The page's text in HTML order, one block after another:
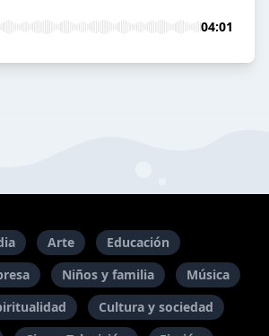
04:01
Arte
Educación
Niños y familia
Música
Cultura y sociedad